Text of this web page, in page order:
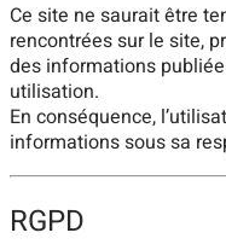
Ce site ne saurait être
rencontrées sur le site,
des informations
utilisation.
En conséquence,
informations sous sa
RGPD